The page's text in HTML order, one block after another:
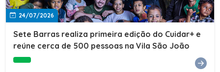
24/07/2026
Sete Barras realiza primeira edição do Cuidar+ e
reúne cerca de 500 pessoas na Vila São João